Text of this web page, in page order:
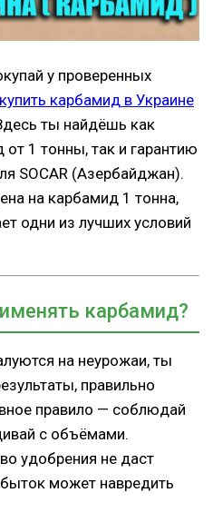
у проверенных
купить карбамид в Украине
ты найдёшь как
1 тонны, так и гарантию
SOCAR (Азербайджан).
на карбамид 1 тонна,
одни из лучших условий
карбамид?
на неурожаи, ты
правильно
правило — соблюдай
с объёмами.
удобрения не даст
может навредить